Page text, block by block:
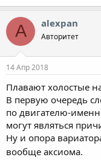
A alexpan
Авторитет
14 Апр 2018
Плавают холостые
В первую очередь
по двигателю-
могут являться
Ну и опора
вообще аксиома.